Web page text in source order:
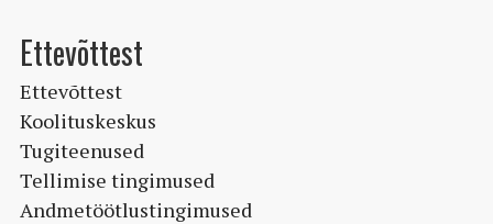
Ettevõttest
Ettevõttest
Koolituskeskus
Tugiteenused
Tellimise tingimused
Andmetöötlustingimused